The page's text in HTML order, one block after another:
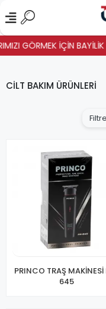
GÖRMEK İÇİN BAYİLİK
CİLT BAKIM ÜRÜNLERİ
PRINCO TRAŞ MAKİNESİ
645